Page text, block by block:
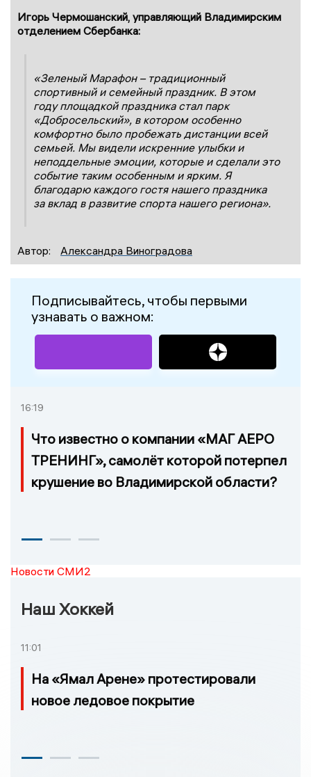
Игорь Чермошанский, управляющий Владимирским
отделением Сбербанка:
«Зеленый Марафон – традиционный
спортивный и семейный праздник. В этом
году площадкой праздника стал парк
«Добросельский», в котором особенно
комфортно было пробежать дистанции всей
семьей. Мы видели искренние улыбки и
неподдельные эмоции, которые и сделали это
событие таким особенным и ярким. Я
благодарю каждого гостя нашего праздника
за вклад в развитие спорта нашего региона».
Автор: Александра Виноградова
Подписывайтесь, чтобы первыми
узнавать о важном:
16:19
Что известно о компании «МАГ АЕРО
ТРЕНИНГ», самолёт которой потерпел
крушение во Владимирской области?
Новости СМИ2
Наш Хоккей
11:01
На «Ямал Арене» протестировали
новое ледовое покрытие